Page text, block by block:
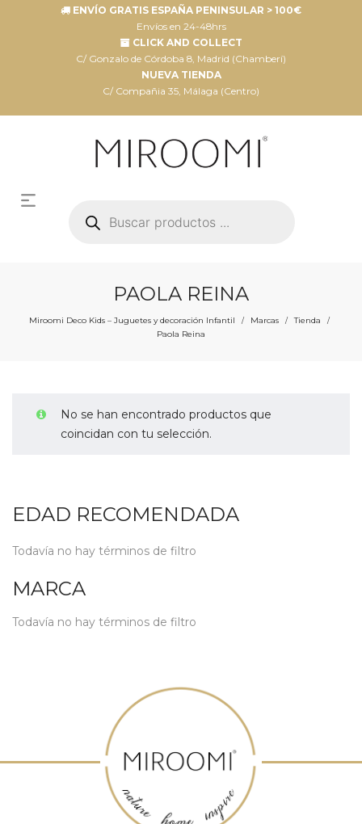
ENVÍO GRATIS ESPAÑA PENINSULAR > 100€
Envíos en 24-48hrs
CLICK AND COLLECT
C/ Gonzalo de Córdoba 8, Madrid (Chamberí)
NUEVA TIENDA
C/ Compañia 35, Málaga (Centro)
productos
PAOLA REINA
Miroomi Deco Kids – Juguetes y decoración Infantil / Marcas / Tienda /
Paola Reina
No se han encontrado productos que
coincidan con tu selección.
EDAD RECOMENDADA
Todavía no hay términos de filtro
MARCA
Todavía no hay términos de filtro